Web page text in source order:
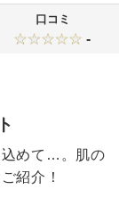
口コミ
-
込めて…。肌の
紹介！